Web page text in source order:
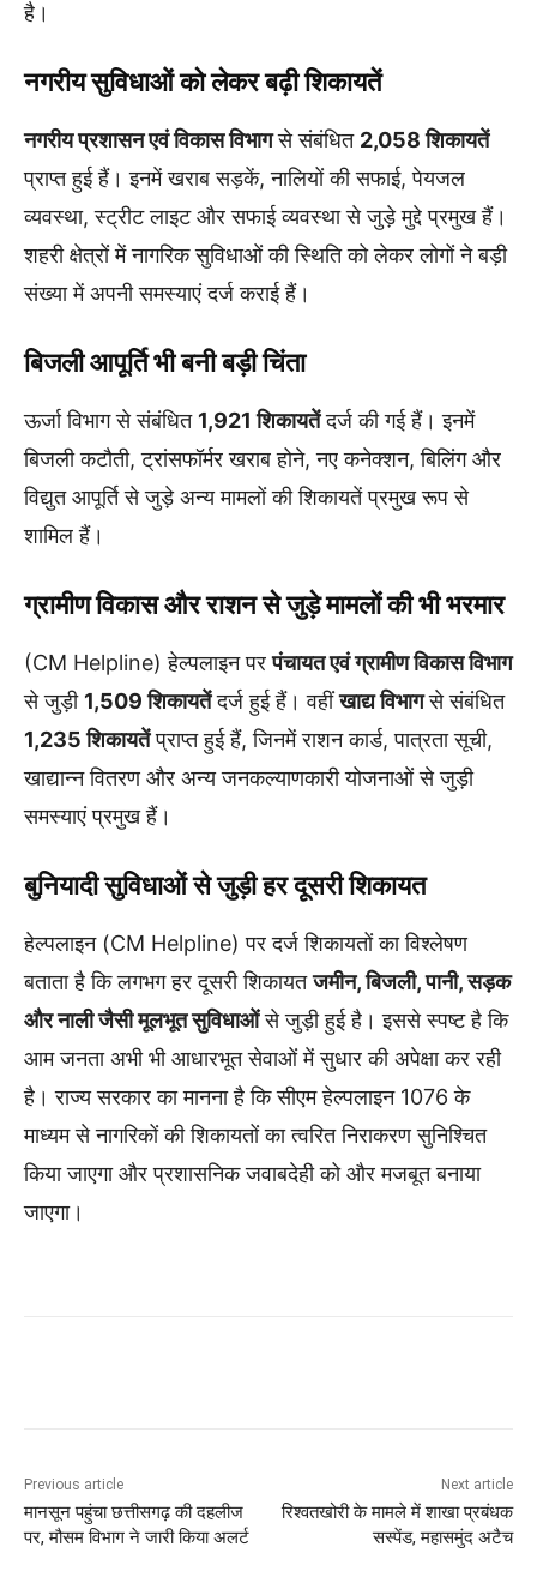
है।
नगरीय सुविधाओं को लेकर बढ़ी शिकायतें
नगरीय प्रशासन एवं विकास विभागसे संबंधित 2,058 शिकायतें
प्राप्त हुई हैं। इनमें खराब सड़कें, नालियों की सफाई, पेयजल
व्यवस्था, स्ट्रीट लाइट और सफाई व्यवस्था से जुड़े मुद्दे प्रमुख हैं।
शहरी क्षेत्रों में नागरिक सुविधाओं की स्थिति को लेकर लोगों ने बड़ी
संख्या में अपनी समस्याएं दर्ज कराई हैं।
बिजली आपूर्ति भी बनी बड़ी चिंता
ऊर्जा विभाग से संबंधित 1,921 शिकायतेंदर्ज की गई हैं। इनमें
बिजली कटौती, ट्रांसफॉर्मर खराब होने, नए कनेक्शन, बिलिंग और
विद्युत आपूर्ति से जुड़े अन्य मामलों की शिकायतें प्रमुख रूप से
शामिल हैं।
ग्रामीण विकास और राशन से जुड़े मामलों की भी भरमार
(CM Helpline) हेल्पलाइन परपंचायत एवं ग्रामीण विकास विभाग
से जुड़ी 1,509 शिकायतेंदर्ज हुई हैं। वहींखाद्य विभागसे संबंधित
1,235 शिकायतेंप्राप्त हुई हैं, जिनमें राशन कार्ड, पात्रता सूची,
खाद्यान्न वितरण और अन्य जनकल्याणकारी योजनाओं से जुड़ी
समस्याएं प्रमुख हैं।
बुनियादी सुविधाओं से जुड़ी हर दूसरी शिकायत
हेल्पलाइन (CM Helpline) पर दर्ज शिकायतों का विश्लेषण
बताता है कि लगभग हर दूसरी शिकायतजमीन, बिजली, पानी, सड़क
और नाली जैसी मूलभूत सुविधाओंसे जुड़ी हुई है। इससे स्पष्ट है कि
आम जनता अभी भी आधारभूत सेवाओं में सुधार की अपेक्षा कर रही
है। राज्य सरकार का मानना है कि सीएम हेल्पलाइन 1076 के
माध्यम से नागरिकों की शिकायतों का त्वरित निराकरण सुनिश्चित
किया जाएगा और प्रशासनिक जवाबदेही को और मजबूत बनाया
जाएगा।
Previous article
मानसून पहुंचा छत्तीसगढ़ की दहलीज
पर, मौसम विभाग ने जारी किया अलर्ट
Next article
रिश्वतखोरी के मामले में शाखा प्रबंधक
सस्पेंड, महासमुंद अटैच